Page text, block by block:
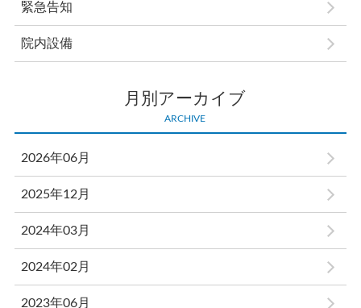
緊急告知
院内設備
月別アーカイブ
ARCHIVE
2026年06月
2025年12月
2024年03月
2024年02月
2023年06月